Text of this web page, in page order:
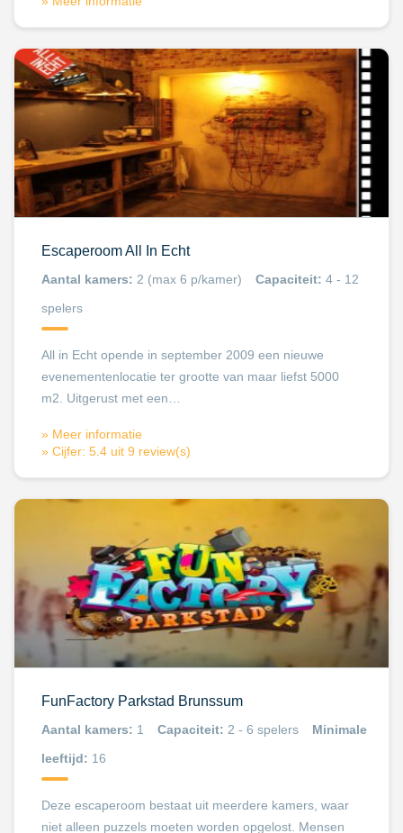
Escaperoom All In Echt
Aantal kamers: 2 (max 6 p/kamer) Capaciteit: 4 - 12
spelers
All in Echt opende in september 2009 een nieuwe
evenementenlocatie ter grootte van maar liefst 5000
m2. Uitgerust met een…
» Meer informatie
» Cijfer: 5.4 uit 9 review(s)
FunFactory Parkstad Brunssum
Aantal kamers: 1 Capaciteit: 2 - 6 spelers
Minimale
leeftijd: 16
Deze escaperoom bestaat uit meerdere kamers, waar
niet alleen puzzels moeten worden opgelost. Mensen